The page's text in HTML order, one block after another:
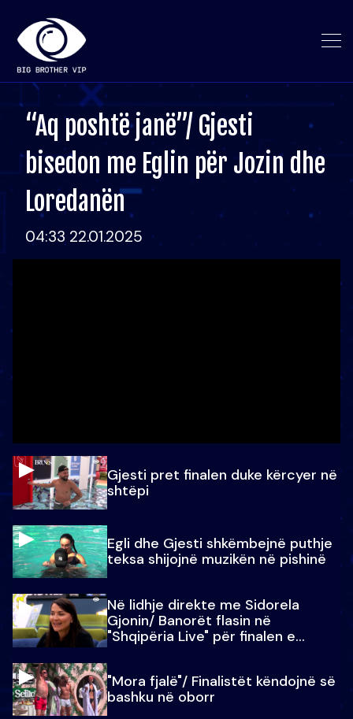
“Aq poshtë janë”/ Gjesti
bisedon me Eglin për Jozin dhe
Loredanën
04:33 22.01.2025
Gjesti pret finalen duke kërcyer në
shtëpi
Egli dhe Gjesti shkëmbejnë puthje
teksa shijojnë muzikën në pishinë
Në lidhje direkte me Sidorela
Gjonin/ Banorët flasin në
"Shqipëria Live" për finalen e
"Mora fjalë"/ Finalistët këndojnë së
bashku në oborr